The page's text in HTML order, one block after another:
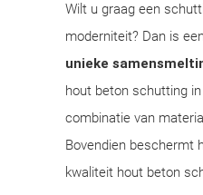
Wilt u graag een
moderniteit? Dan is
unieke
hout beton schutting
combinatie van
Bovendien beschermt
kwaliteit hout beton